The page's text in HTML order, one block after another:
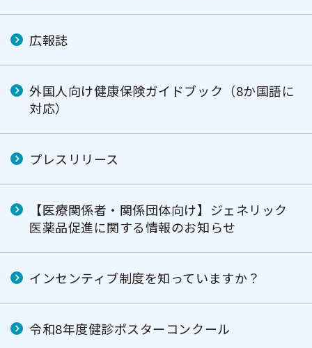
広報誌
外国人向け健康保険ガイドブック（8か国語に
対応）
プレスリリース
【医療関係者・関係団体向け】ジェネリック
医薬品促進に関する情報のお知らせ
インセンティブ制度を知っていますか？
令和8年度健診ポスターコンクール